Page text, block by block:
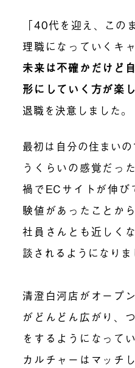
「40代を迎え、この
理職になっていくキ
未来は不確かだけど
形にしていく方が楽
退職を決意しました。
最初は自分の住まい
うくらいの感覚だっ
禍でECサイトが伸
験値があったことか
社員さんとも近しく
談されるようになりま
清澄白河店がオープ
がどんどん広がり、
をするようになって
カルチャーはマッチ